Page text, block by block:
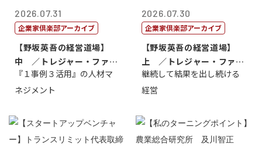
2026.07.31
企業家倶楽部アーカイブ
【野坂英吾の経営道場】
中 ／トレジャー・ファク
トリー社長野坂...
『１事例３活用』の人材マ
ネジメント
2026.07.30
企業家倶楽部アーカイブ
【野坂英吾の経営道場】
上 ／トレジャー・ファク
トリー社長野坂...
継続して結果を出し続ける
経営